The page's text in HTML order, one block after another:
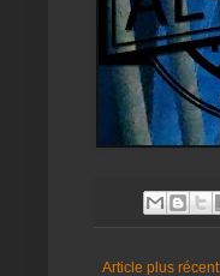
Article plus récent